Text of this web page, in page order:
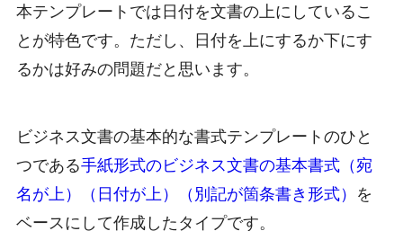
本テンプレートでは日付を文書の上にしているこ
とが特色です。ただし、日付を上にするか下にす
るかは好みの問題だと思います。
ビジネス文書の基本的な書式テンプレートのひと
つである手紙形式のビジネス文書の基本書式（宛
名が上）（日付が上）（別記が箇条書き形式） を
ベースにして作成したタイプです。